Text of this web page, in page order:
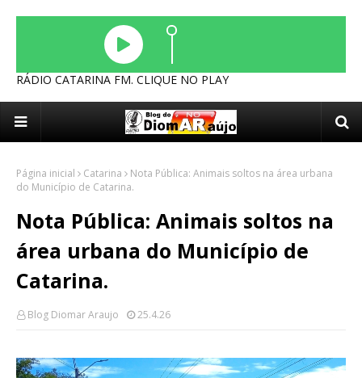
RÁDIO CATARINA FM. CLIQUE NO PLAY
Página inicial Catarina
Nota Pública: Animais soltos na área urbana
do Município de Catarina.
Nota Pública: Animais soltos na
área urbana do Município de
Catarina.
Blog Diomar Araujo 25.4.26